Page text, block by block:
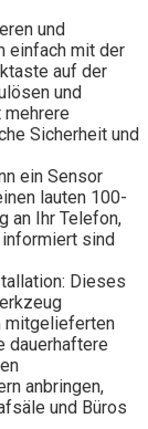
und
einfach mit der
auf der
und
Sicherheit und
ein Sensor
lauten 100-
an Ihr Telefon,
sind
Dieses
mitgelieferten
dauerhaftere
anbringen,
und Büros